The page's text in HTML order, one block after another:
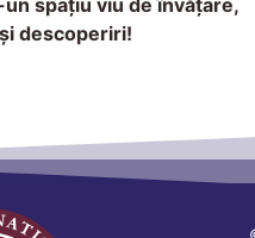
descoperiri!